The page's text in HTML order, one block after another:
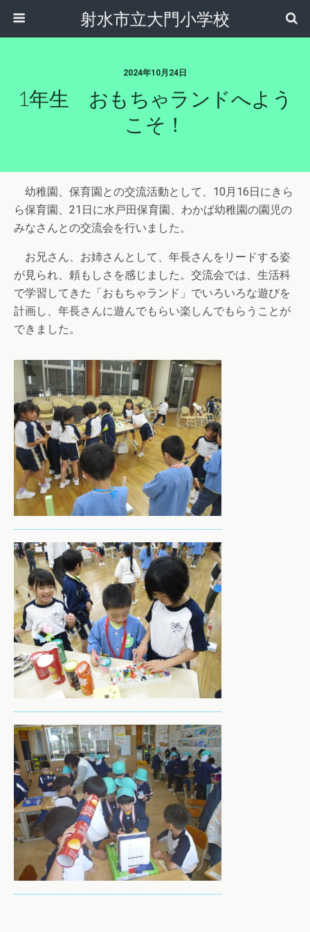
射水市立大門小学校
2024年10月24日
1年生 おもちゃランドへよう
こそ！
幼稚園、保育園との交流活動として、10月16日にきら
ら保育園、21日に水戸田保育園、わかば幼稚園の園児の
みなさんとの交流会を行いました。
お兄さん、お姉さんとして、年長さんをリードする姿
が見られ、頼もしさを感じました。交流会では、生活科
で学習してきた「おもちゃランド」でいろいろな遊びを
計画し、年長さんに遊んでもらい楽しんでもらうことが
できました。